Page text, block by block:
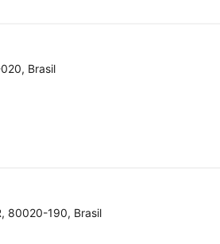
Brasil
80020-190, Brasil